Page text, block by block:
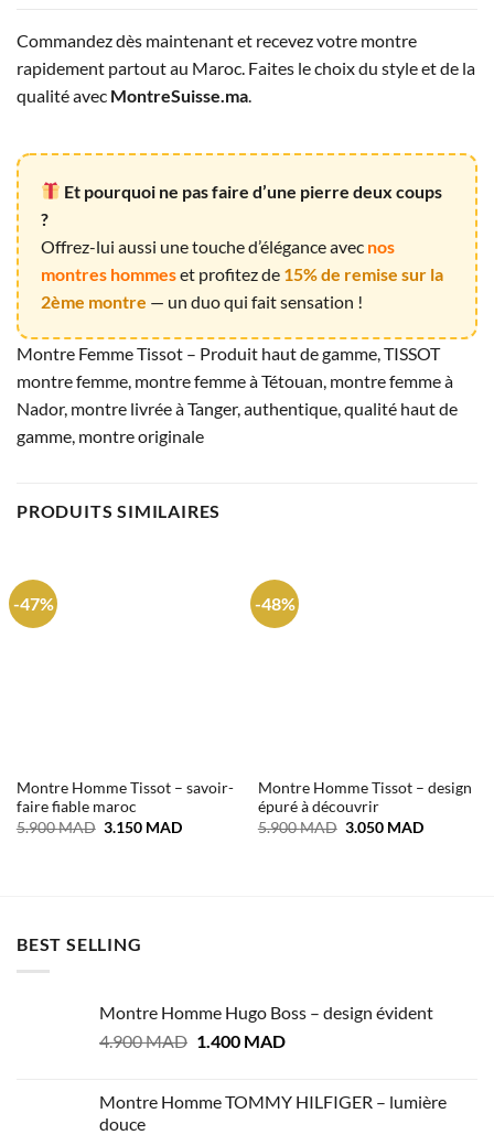
Commandez dès maintenant et recevez votre montre
rapidement partout au Maroc. Faites le choix du style et de la
qualité avec MontreSuisse.ma
Et pourquoi ne pas faire d’une pierre deux coups
?
Offrez-lui aussi une touche d’élégance avec nos
montres hommeset profitez de 15% de remise sur la
2ème montre — un duo qui fait sensation !
Montre Femme Tissot – Produit haut de gamme, TISSOT
montre femme, montre femme à Tétouan, montre femme à
Nador, montre livrée à Tanger, authentique, qualité haut de
gamme, montre originale
PRODUITS SIMILAIRES
-47%
Montre Homme Tissot – savoir-
faire fiable maroc
5.900MAD Le
3.150 MADLe
-48%
Montre Homme Tissot – design
épuré à découvrir
5.900MAD Le
3.050 MADLe
BEST SELLING
Montre Homme Hugo Boss – design évident
4.900MAD Le
était :
1.400 MADLe
est :
Montre Homme TOMMY HILFIGER – lumière
douce